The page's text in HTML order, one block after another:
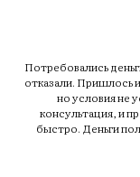
Потребовались
отказали. Пришлось
но условия не
консультация, и
быстро. Деньги